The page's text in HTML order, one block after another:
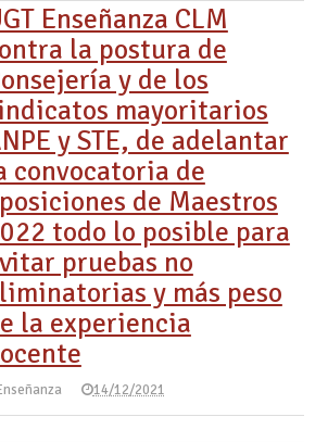
Enseñanza CLM
la postura de
y de los
mayoritarios
y STE, de adelantar
convocatoria de
de Maestros
todo lo posible para
pruebas no
y más peso
la experiencia
14/12/2021